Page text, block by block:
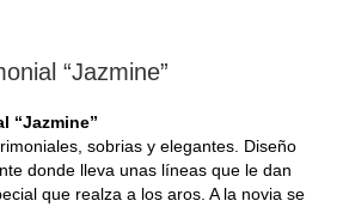
“Jazmine”
“Jazmine”
sobrias y elegantes. Diseño
donde lleva unas líneas que le dan
que realza a los aros. A la novia se